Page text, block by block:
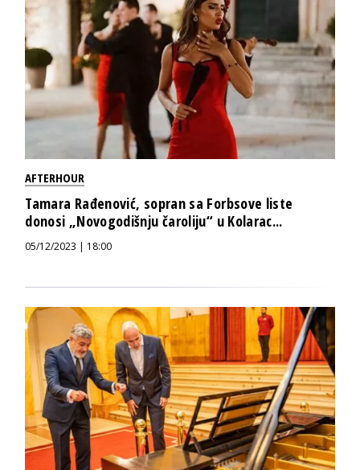
AFTERHOUR
Tamara Rađenović, sopran sa Forbsove liste
donosi „Novogodišnju čaroliju“ u Kolarac...
05/12/2023 | 18:00